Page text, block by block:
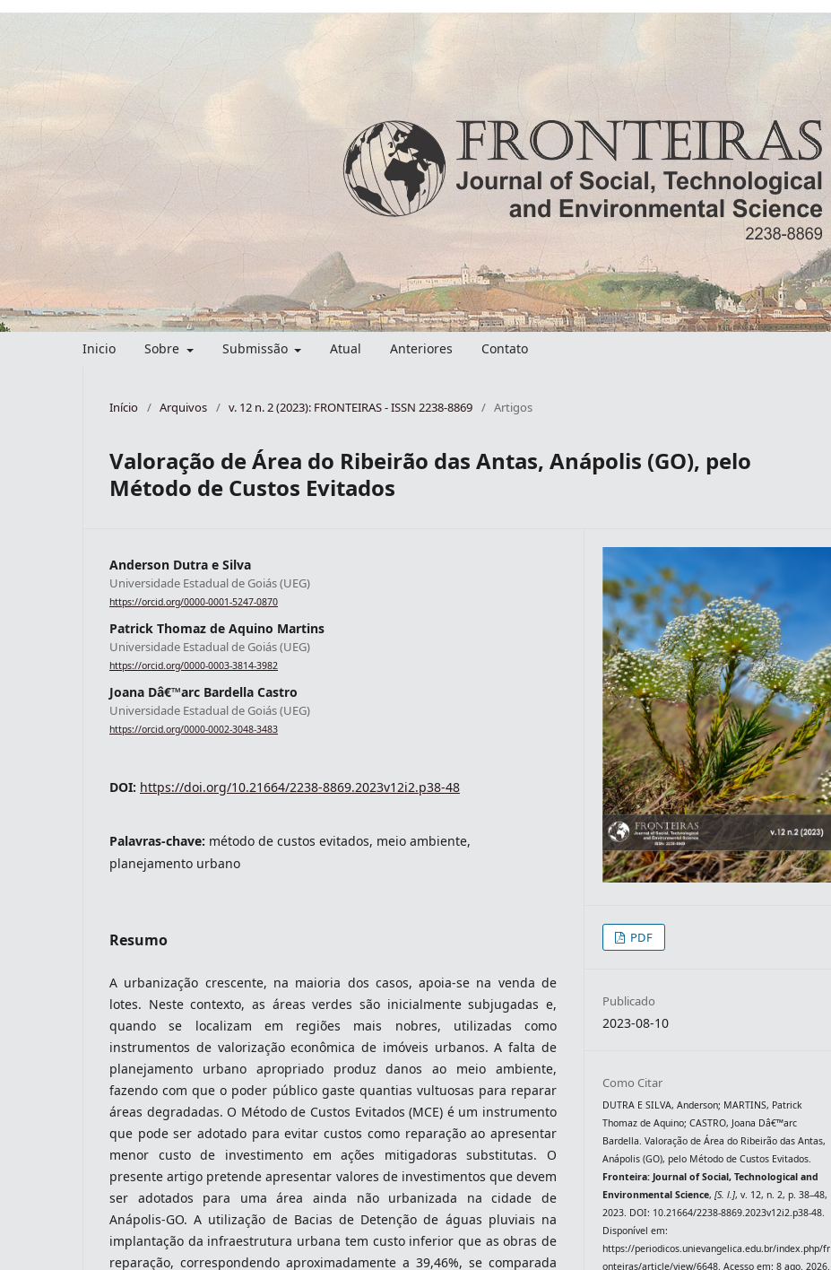
Inicio Sobre Submissão Atual Anteriores Contato
Início / Arquivos / v. 12 n. 2 (2023): FRONTEIRAS - ISSN 2238-8869 / Artigos
Valoração de Área do Ribeirão das Antas, Anápolis (GO), pelo
Método de Custos Evitados
Anderson Dutra e Silva
Universidade Estadual de Goiás (UEG)
https://orcid.org/0000-0001-5247-0870
Patrick Thomaz de Aquino Martins
Universidade Estadual de Goiás (UEG)
https://orcid.org/0000-0003-3814-3982
Joana Dâ€™arc Bardella Castro
Universidade Estadual de Goiás (UEG)
https://orcid.org/0000-0002-3048-3483
DOI: https://doi.org/10.21664/2238-8869.2023v12i2.p38-48
Palavras-chave: método de custos evitados, meio ambiente,
planejamento urbano
Resumo
A urbanização crescente, na maioria dos casos, apoia-se na venda de
lotes. Neste contexto, as áreas verdes são inicialmente subjugadas e,
quando se localizam em regiões mais nobres, utilizadas como
instrumentos de valorização econômica de imóveis urbanos. A falta de
planejamento urbano apropriado produz danos ao meio ambiente,
fazendo com que o poder público gaste quantias vultuosas para reparar
áreas degradadas. O Método de Custos Evitados (MCE) é um instrumento
que pode ser adotado para evitar custos como reparação ao apresentar
menor custo de investimento em ações mitigadoras substitutas. O
presente artigo pretende apresentar valores de investimentos que devem
ser adotados para uma área ainda não urbanizada na cidade de
Anápolis-GO. A utilização de Bacias de Detenção de águas pluviais na
implantação da infraestrutura urbana tem custo inferior que as obras de
reparação, correspondendo aproximadamente a 39,46%, se comparada
PDF
Publicado
2023-08-10
Como Citar
DUTRA E SILVA, Anderson; MARTINS, Patrick
Thomaz de Aquino; CASTRO, Joana Dâ€™arc
Bardella. Valoração de Área do Ribeirão das Antas,
Anápolis (GO), pelo Método de Custos Evitados.
Fronteira: Journal of Social, Technological and
Environmental Science,[S. l.], v. 12, n. 2, p. 38–48,
2023. DOI: 10.21664/2238-8869.2023v12i2.p38-48.
Disponível em:
https://periodicos.unievangelica.edu.br/index.php/fr
onteiras/article/view/6648. Acesso em: 8 ago. 2026.
indexadores-fronteiras